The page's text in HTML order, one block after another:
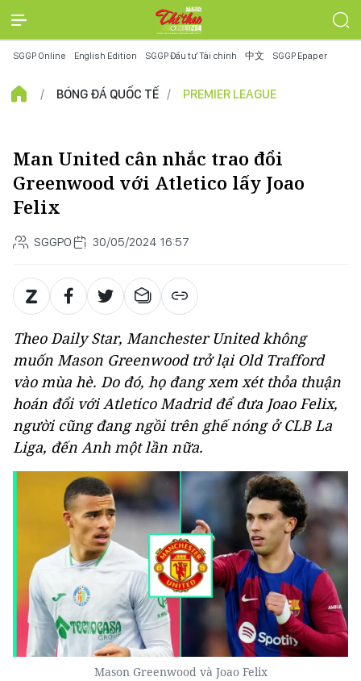
SGGP Online English Edition SGGP Đầu tư Tài chính 中文 SGGP Epaper
BÓNG ĐÁ QUỐC TẾ PREMIER LEAGUE
Man United cân nhắc trao đổi
Greenwood với Atletico lấy Joao
Felix
SGGPO 30/05/2024 16:57
Theo Daily Star, Manchester United không
muốn Mason Greenwood trở lại Old Trafford
vào mùa hè. Do đó, họ đang xem xét thỏa thuận
hoán đổi với Atletico Madrid để đưa Joao Felix,
người cũng đang ngồi trên ghế nóng ở CLB La
Liga, đến Anh một lần nữa.
Mason Greenwood và Joao Felix